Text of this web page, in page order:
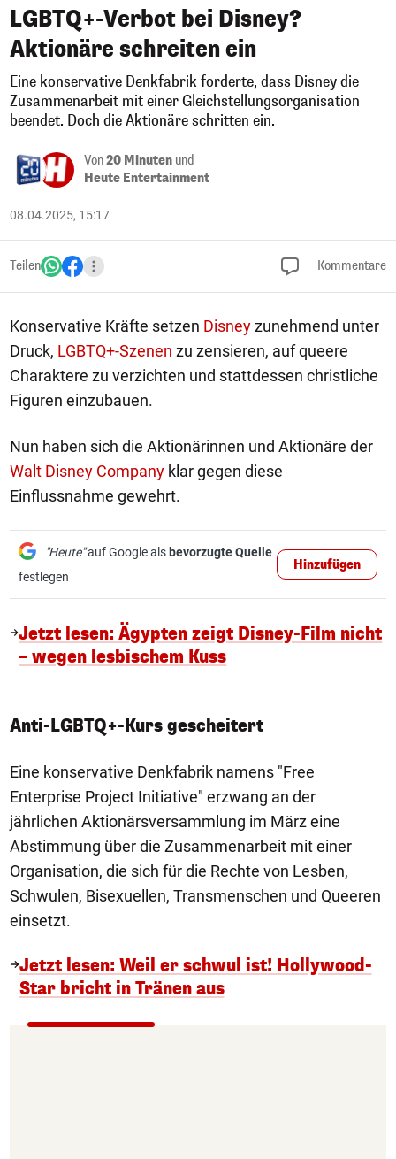
LGBTQ+-Verbot bei Disney?
Aktionäre schreiten ein
Eine konservative Denkfabrik forderte, dass Disney die
Zusammenarbeit mit einer Gleichstellungsorganisation
beendet. Doch die Aktionäre schritten ein.
Von20 Minuten und
Heute Entertainment
08.04.2025, 15:17
Teilen Kommentare
Konservative Kräfte setzen Disneyzunehmend unter
Druck, LGBTQ+-Szenen zu zensieren, auf queere
Charaktere zu verzichten und stattdessen christliche
Figuren einzubauen.
Nun haben sich die Aktionärinnen und Aktionäre der
Walt Disney Company klar gegen diese
Einflussnahme gewehrt.
"Heute"auf Google als bevorzugte Quelle
festlegen
Hinzufügen
Jetzt lesen: Ägypten zeigt Disney-Film nicht
– wegen lesbischem Kuss
Anti-LGBTQ+-Kurs gescheitert
Eine konservative Denkfabrik namens "Free
Enterprise Project Initiative" erzwang an der
jährlichen Aktionärsversammlung im März eine
Abstimmung über die Zusammenarbeit mit einer
Organisation, die sich für die Rechte von Lesben,
Schwulen, Bisexuellen, Transmenschen und Queeren
einsetzt.
Jetzt lesen: Weil er schwul ist! Hollywood-
Star bricht in Tränen aus